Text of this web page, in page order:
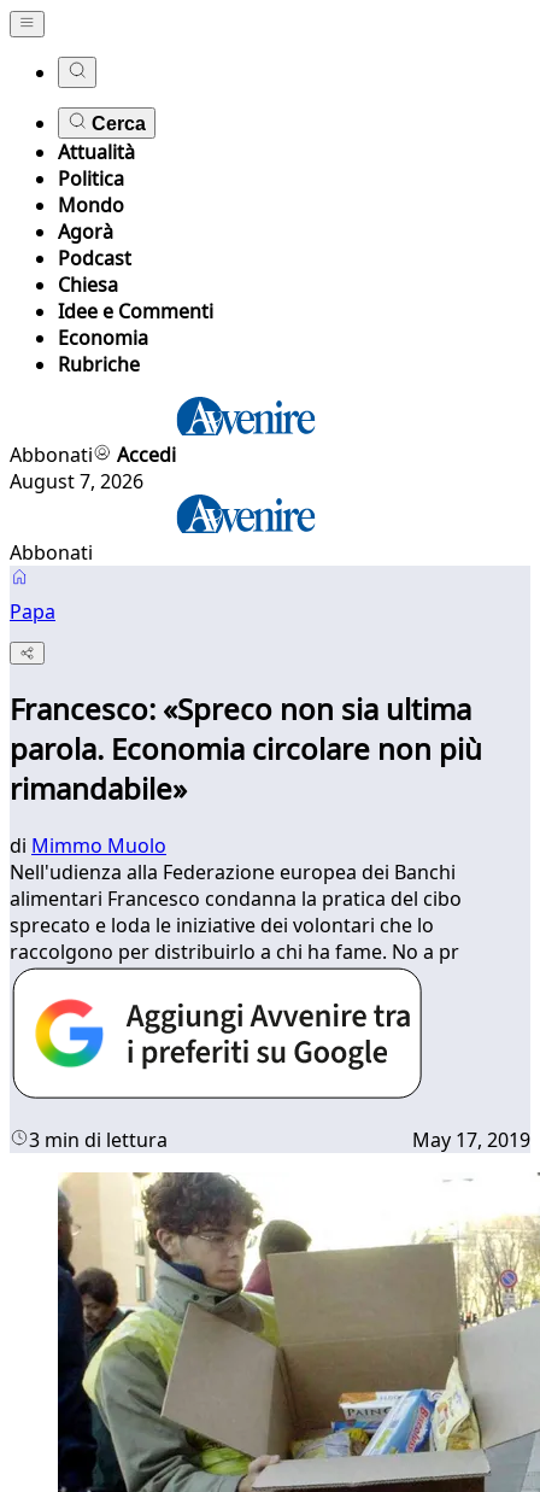
Cerca
Attualità
Politica
Mondo
Agorà
Podcast
Chiesa
Idee e Commenti
Economia
Rubriche
Abbonati
Accedi
August 7, 2026
Abbonati
Papa
Francesco: «Spreco non sia ultima
parola. Economia circolare non più
rimandabile»
di Mimmo Muolo
Nell'udienza alla Federazione europea dei Banchi
alimentari Francesco condanna la pratica del cibo
sprecato e loda le iniziative dei volontari che lo
raccolgono per distribuirlo a chi ha fame. No a pr
3 min di lettura May 17, 2019